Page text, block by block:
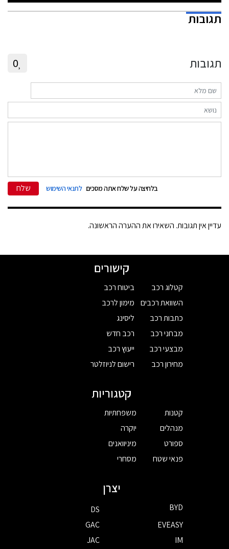
תגובות
תגובות 0
בלחיצה על שלח אתה מסכים לתנאי השימוש שלח
עדיין אין תגובות. השאירו את ההערה הראשונה.
קישורים
קטלוג רכב
השוואת רכבים
כתבות רכב
מבחני רכב
מבצעי רכב
מחירון רכב
ביטוח רכב
מימון לרכב
ליסינג
רכב חדש
ייעוץ רכב
רישום לניוזלטר
קטגוריות
קטנות
מנהלים
ספורט
פנאי שטח
משפחתיות
יוקרה
מיניוואנים
מסחרי
יצרן
BYD
DS
EVEASY
GAC
IM
JAC